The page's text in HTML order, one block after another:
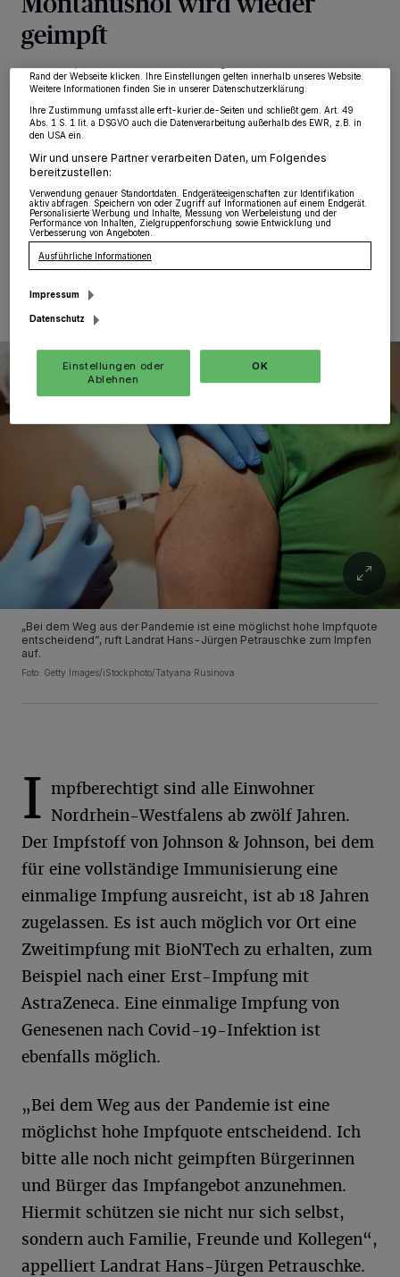
geimpft
Grevenbroich·Am kommenden Mittwoch, 22.
September, bietet das Impfzentrum des Rhein-Kreises
mit Unterstützung der Stadt Grevenbroich von 9 bis 14
Uhr ein mobiles Impfangebot im Grevenbroicher
Montanushof. Geimpft wird im ehemaligen Reformhaus
im Erdgeschoss (Eingang Ostwall). Eine vorherige
Anmeldung ist nicht erforderlich.
20.09.2021 , 10:58 Uhr
„Bei dem Weg aus der Pandemie ist eine möglichst hohe Impfquote
entscheidend“, ruft Landrat Hans-Jürgen Petrauschke zum Impfen
auf.
Foto: Getty Images/iStockphoto/Tatyana Rusinova
I mpfberechtigt sind alle Einwohner
Nordrhein-Westfalens ab zwölf Jahren.
Der Impfstoff von Johnson & Johnson, bei dem
für eine vollständige Immunisierung eine
einmalige Impfung ausreicht, ist ab 18 Jahren
zugelassen. Es ist auch möglich vor Ort eine
Zweitimpfung mit BioNTech zu erhalten, zum
Beispiel nach einer Erst-Impfung mit
AstraZeneca. Eine einmalige Impfung von
Genesenen nach Covid-19-Infektion ist
ebenfalls möglich.
„Bei dem Weg aus der Pandemie ist eine
möglichst hohe Impfquote entscheidend. Ich
bitte alle noch nicht geimpften Bürgerinnen
und Bürger das Impfangebot anzunehmen.
Hiermit schützen sie nicht nur sich selbst,
sondern auch Familie, Freunde und Kollegen“,
appelliert Landrat Hans-Jürgen Petrauschke.
Partner verarbeiten Daten, um Ihnen Dienste bereitzustellen“ aufgeführten
Zwecke. Wenn Tracker deaktiviert sind, sind manche Inhalte und Anzeigen
möglicherweise nicht mehr so relevant für Sie. Sie können dieses Menü jederzeit
wieder aufrufen, um Ihre Einstellungen zu ändern oder Ihre Einwilligung zu
Rand der Webseite klicken. Ihre Einstellungen gelten innerhalb unseres Website.
Weitere Informationen finden Sie in unserer Datenschutzerklärung.
Ihre Zustimmung umfasst alle erft-kurier.de-Seiten und schließt gem. Art. 49
Abs. 1 S. 1 lit. a DSGVO auch die Datenverarbeitung außerhalb des EWR, z.B. in
den USA ein.
Wir und unsere Partner verarbeiten Daten, um Folgendes
bereitzustellen:
Verwendung genauer Standortdaten. Endgeräteeigenschaften zur Identifikation
aktiv abfragen. Speichern von oder Zugriff auf Informationen auf einem Endgerät.
Personalisierte Werbung und Inhalte, Messung von Werbeleistung und der
Performance von Inhalten, Zielgruppenforschung sowie Entwicklung und
Verbesserung von Angeboten.
Ausführliche Informationen
Impressum
Datenschutz
Einstellungen oder
Ablehnen
OK